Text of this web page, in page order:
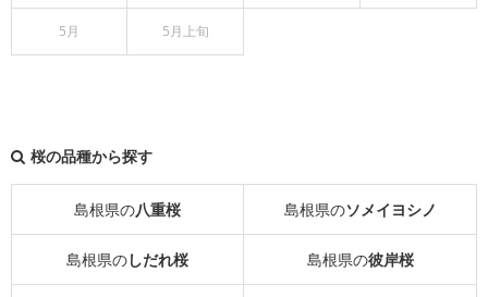
5月 5月上旬
桜の品種から探す
島根県の八重桜 島根県のソメイヨシノ
島根県のしだれ桜 島根県の彼岸桜